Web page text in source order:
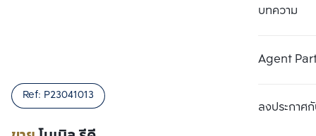
บทความ
Agent
ลงประกาศกั
Ref: P23041013